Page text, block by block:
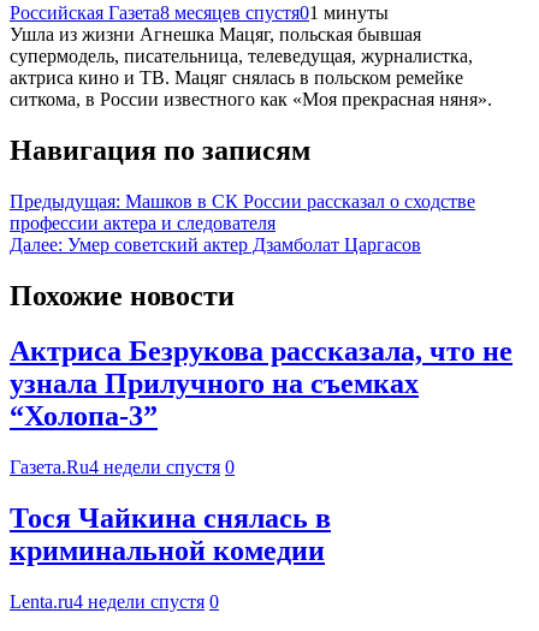
Российская Газета8 месяцев спустя01 минуты
Ушла из жизни Агнешка Мацяг, польская бывшая
супермодель, писательница, телеведущая, журналистка,
актриса кино и ТВ. Мацяг снялась в польском ремейке
ситкома, в России известного как «Моя прекрасная няня».
Навигация по записям
Предыдущая: Машков в СК России рассказал о сходстве
профессии актера и следователя
Далее: Умер советский актер Дзамболат Царгасов
Похожие новости
Актриса Безрукова рассказала, что не
узнала Прилучного на съемках
“Холопа-3”
Газета.Ru4 недели спустя 0
Тося Чайкина снялась в
криминальной комедии
Lenta.ru4 недели спустя 0